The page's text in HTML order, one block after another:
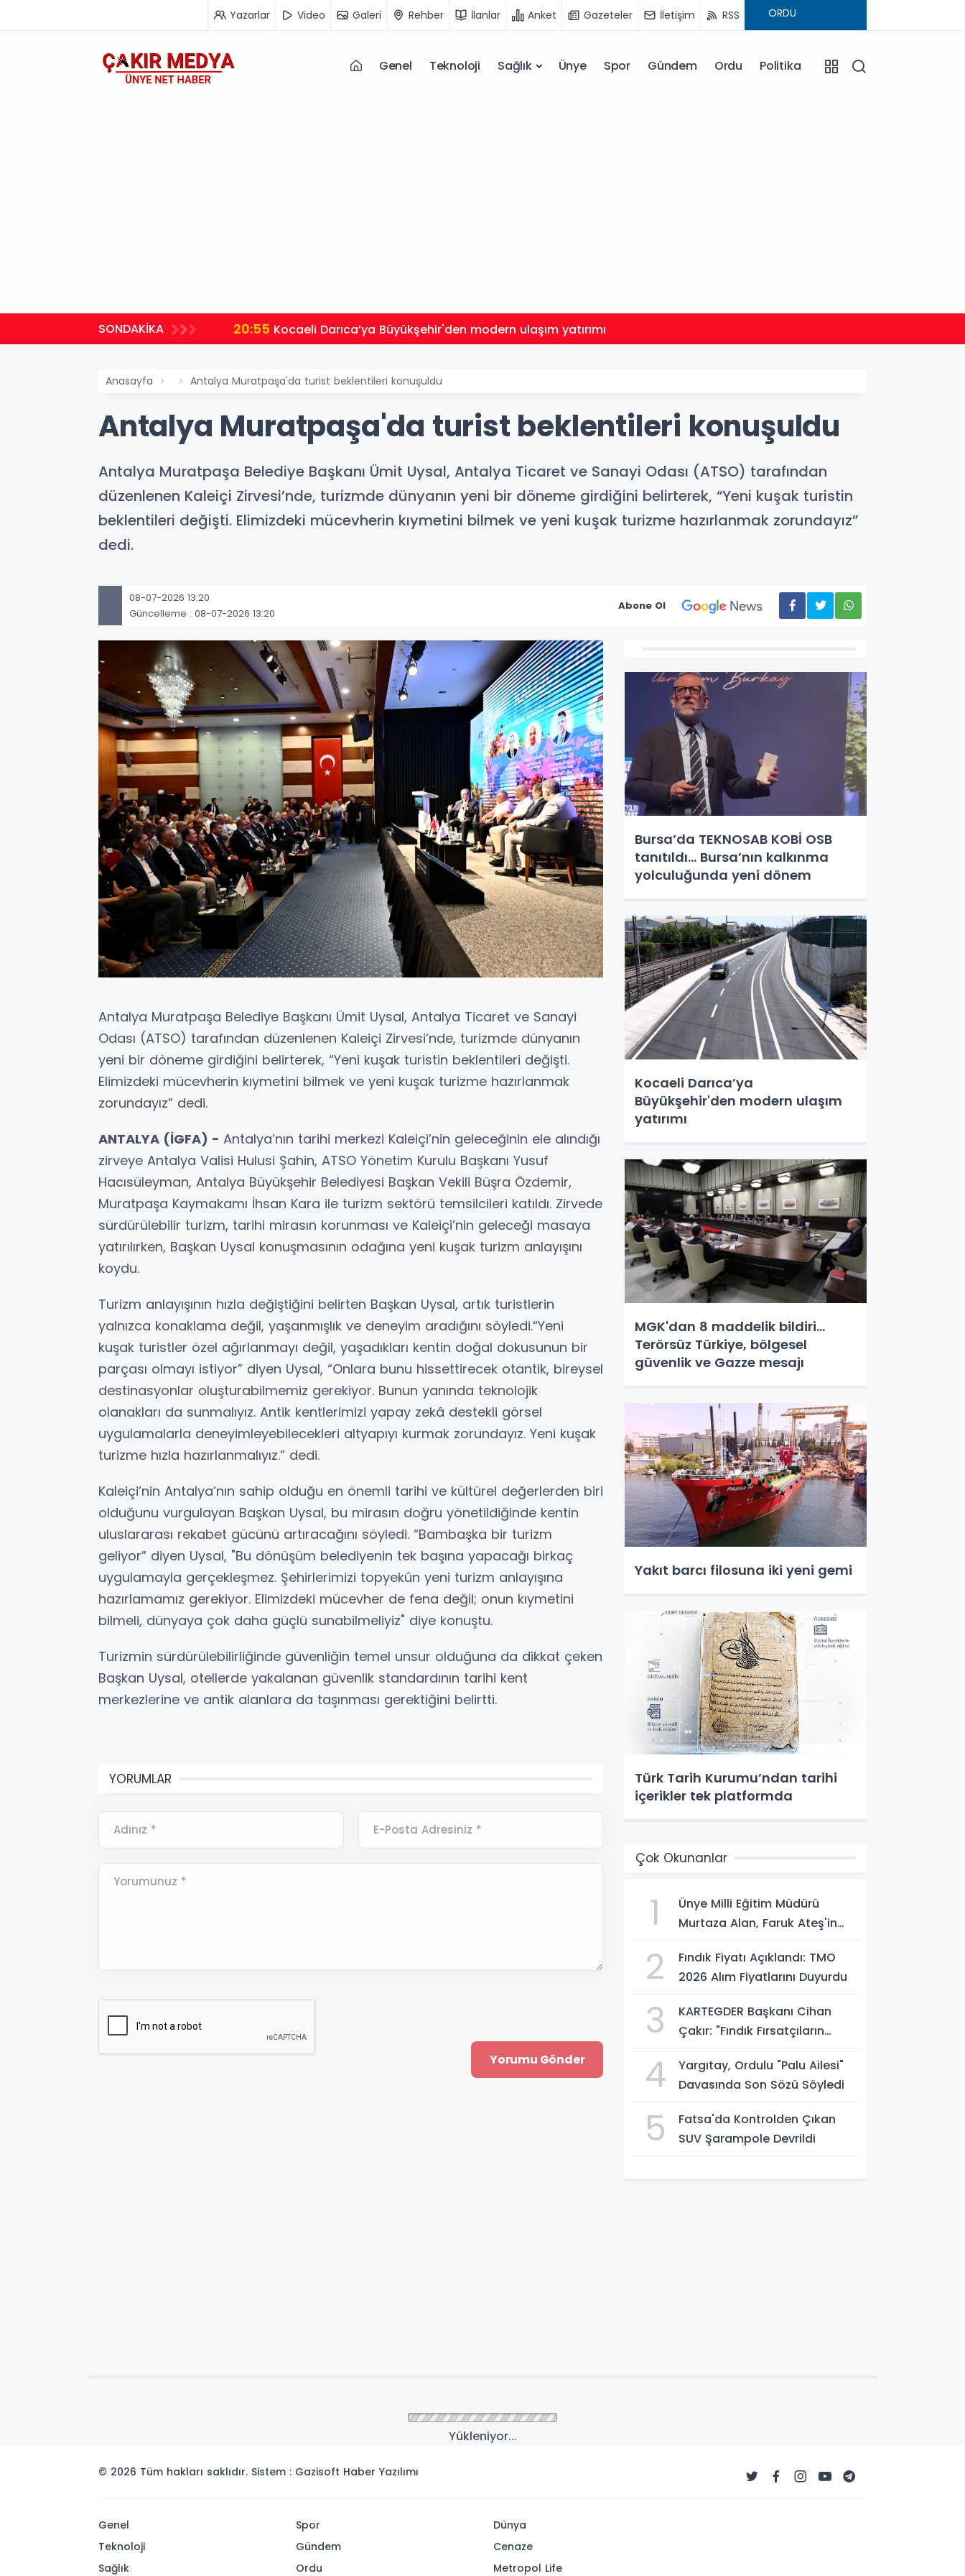
Yazarlar Video Galeri Rehber İlanlar Anket Gazeteler İletişim RSS
Genel Teknoloji Sağlık Ünye Spor Gündem Ordu Politika
SONDAKİKA
yeni dönem 20:55 Kocaeli Darıca’ya Büyükşehir'den modern ulaşım yatırımı
Anasayfa Antalya Muratpaşa'da turist beklentileri konuşuldu
Antalya Muratpaşa'da turist beklentileri konuşuldu
Antalya Muratpaşa Belediye Başkanı Ümit Uysal, Antalya Ticaret ve Sanayi Odası (ATSO) tarafından
düzenlenen Kaleiçi Zirvesi’nde, turizmde dünyanın yeni bir döneme girdiğini belirterek, “Yeni kuşak turistin
beklentileri değişti. Elimizdeki mücevherin kıymetini bilmek ve yeni kuşak turizme hazırlanmak zorundayız”
dedi.
08-07-2026 13:20
Güncelleme : 08-07-2026 13:20
Abone Ol
Antalya Muratpaşa Belediye Başkanı Ümit Uysal, Antalya Ticaret ve Sanayi
Odası (ATSO) tarafından düzenlenen Kaleiçi Zirvesi’nde, turizmde dünyanın
yeni bir döneme girdiğini belirterek, “Yeni kuşak turistin beklentileri değişti.
Elimizdeki mücevherin kıymetini bilmek ve yeni kuşak turizme hazırlanmak
zorundayız” dedi.
ANTALYA (İGFA) - Antalya’nın tarihi merkezi Kaleiçi’nin geleceğinin ele alındığı
zirveye Antalya Valisi Hulusi Şahin, ATSO Yönetim Kurulu Başkanı Yusuf
Hacısüleyman, Antalya Büyükşehir Belediyesi Başkan Vekili Büşra Özdemir,
Muratpaşa Kaymakamı İhsan Kara ile turizm sektörü temsilcileri katıldı. Zirvede
sürdürülebilir turizm, tarihi mirasın korunması ve Kaleiçi’nin geleceği masaya
yatırılırken, Başkan Uysal konuşmasının odağına yeni kuşak turizm anlayışını
koydu.
Turizm anlayışının hızla değiştiğini belirten Başkan Uysal, artık turistlerin
yalnızca konaklama değil, yaşanmışlık ve deneyim aradığını söyledi.“Yeni
kuşak turistler özel ağırlanmayı değil, yaşadıkları kentin doğal dokusunun bir
parçası olmayı istiyor” diyen Uysal, “Onlara bunu hissettirecek otantik, bireysel
destinasyonlar oluşturabilmemiz gerekiyor. Bunun yanında teknolojik
olanakları da sunmalıyız. Antik kentlerimizi yapay zekâ destekli görsel
uygulamalarla deneyimleyebilecekleri altyapıyı kurmak zorundayız. Yeni kuşak
turizme hızla hazırlanmalıyız.” dedi.
Kaleiçi’nin Antalya’nın sahip olduğu en önemli tarihi ve kültürel değerlerden biri
olduğunu vurgulayan Başkan Uysal, bu mirasın doğru yönetildiğinde kentin
uluslararası rekabet gücünü artıracağını söyledi. “Bambaşka bir turizm
geliyor” diyen Uysal, "Bu dönüşüm belediyenin tek başına yapacağı birkaç
uygulamayla gerçekleşmez. Şehirlerimizi topyekûn yeni turizm anlayışına
hazırlamamız gerekiyor. Elimizdeki mücevher de fena değil; onun kıymetini
bilmeli, dünyaya çok daha güçlü sunabilmeliyiz" diye konuştu.
Turizmin sürdürülebilirliğinde güvenliğin temel unsur olduğuna da dikkat çeken
Başkan Uysal, otellerde yakalanan güvenlik standardının tarihi kent
merkezlerine ve antik alanlara da taşınması gerektiğini belirtti.
YORUMLAR
Adınız * E-Posta Adresiniz *
Yorumunuz *
Bursa’da TEKNOSAB KOBİ OSB
tanıtıldı... Bursa’nın kalkınma
yolculuğunda yeni dönem
Kocaeli Darıca’ya
Büyükşehir'den modern ulaşım
yatırımı
MGK'dan 8 maddelik bildiri...
Terörsüz Türkiye, bölgesel
güvenlik ve Gazze mesajı
Yakıt barcı filosuna iki yeni gemi
Türk Tarih Kurumu’ndan tarihi
içerikler tek platformda
Çok Okunanlar
1
Ünye Milli Eğitim Müdürü
Murtaza Alan, Faruk Ateş'in
2
Fındık Fiyatı Açıklandı: TMO
2026 Alım Fiyatlarını Duyurdu
3
KARTEGDER Başkanı Cihan
Çakır: "Fındık Fırsatçıların
4
Yargıtay, Ordulu "Palu Ailesi"
Davasında Son Sözü Söyledi
5
Fatsa'da Kontrolden Çıkan
SUV Şarampole Devrildi
Yükleniyor...
© 2026 Tüm hakları saklıdır. Sistem : Gazisoft Haber Yazılımı
Genel
Teknoloji
Sağlık
Spor
Gündem
Ordu
Dünya
Cenaze
Metropol Life